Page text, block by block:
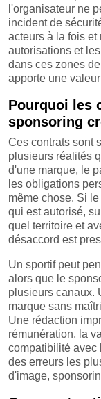
l'organisateur ne
incident de
acteurs à la fois
autorisations et
dans ces zones
apporte une
Pourquoi les
sponsoring
Ces contrats sont
plusieurs réalités
d'une marque, le
les obligations
même chose. Si
qui est autorisé,
quel territoire et
désaccord est
Un sportif peut
alors que le
plusieurs canaux.
marque sans
Une rédaction
rémunération, la
compatibilité avec
des erreurs les
d'image,